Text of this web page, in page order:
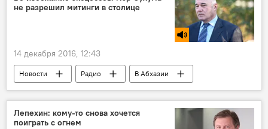
не разрешил митинги в столице
14 декабря 2016, 12:43
Новости Радио В Абхазии
Лепехин: кому-то снова хочется
поиграть с огнем